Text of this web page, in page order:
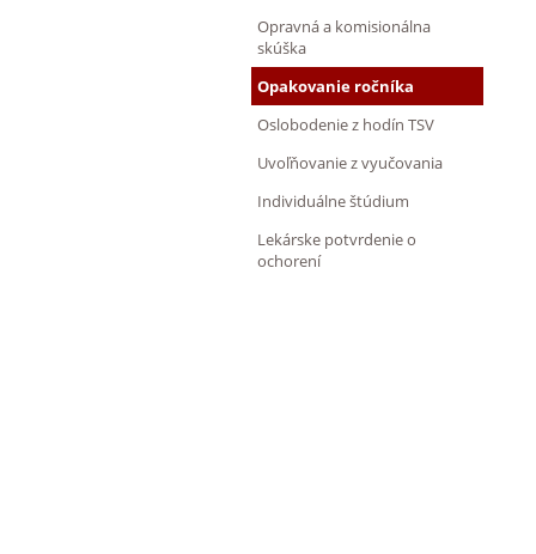
Opravná a komisionálna
skúška
Opakovanie ročníka
Oslobodenie z hodín TSV
Uvoľňovanie z vyučovania
Individuálne štúdium
Lekárske potvrdenie o
ochorení